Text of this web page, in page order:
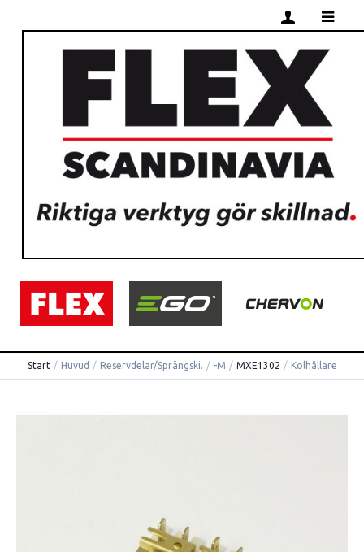
Start / Huvud / Reservdelar/Sprängski. / -M / MXE1302 / Kolhållare